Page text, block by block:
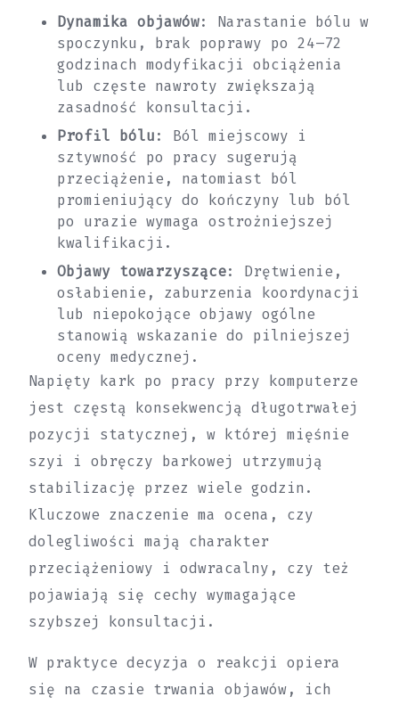
Dynamika objawów: Narastanie bólu w
spoczynku, brak poprawy po 24–72
godzinach modyfikacji obciążenia
lub częste nawroty zwiększają
zasadność konsultacji.
Profil bólu: Ból miejscowy i
sztywność po pracy sugerują
przeciążenie, natomiast ból
promieniujący do kończyny lub ból
po urazie wymaga ostrożniejszej
kwalifikacji.
Objawy towarzyszące: Drętwienie,
osłabienie, zaburzenia koordynacji
lub niepokojące objawy ogólne
stanowią wskazanie do pilniejszej
oceny medycznej.
Napięty kark po pracy przy komputerze
jest częstą konsekwencją długotrwałej
pozycji statycznej, w której mięśnie
szyi i obręczy barkowej utrzymują
stabilizację przez wiele godzin.
Kluczowe znaczenie ma ocena, czy
dolegliwości mają charakter
przeciążeniowy i odwracalny, czy też
pojawiają się cechy wymagające
szybszej konsultacji.
W praktyce decyzja o reakcji opiera
się na czasie trwania objawów, ich